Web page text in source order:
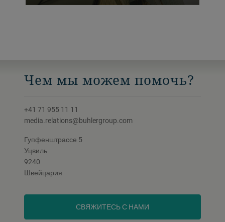
Чем мы можем помочь?
+41 71 955 11 11
media.relations@buhlergroup.com
Гупфенштрассе 5
Уцвиль
9240
Швейцария
СВЯЖИТЕСЬ С НАМИ